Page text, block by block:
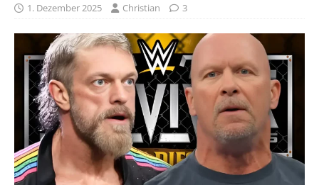
1. Dezember 2025 Christian 3